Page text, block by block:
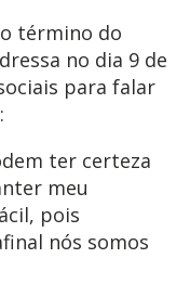
término do
no dia 9 de
para falar
ter certeza
meu
pois
nós somos